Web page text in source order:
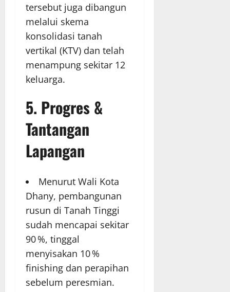
tersebut juga dibangun
melalui skema
konsolidasi tanah
vertikal (KTV) dan telah
menampung sekitar 12
keluarga.
5. Progres &
Tantangan
Lapangan
Menurut Wali Kota
Dhany, pembangunan
rusun di Tanah Tinggi
sudah mencapai sekitar
90 %, tinggal
menyisakan 10 %
finishing dan perapihan
sebelum peresmian.